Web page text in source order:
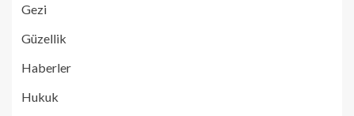
Gezi
Güzellik
Haberler
Hukuk